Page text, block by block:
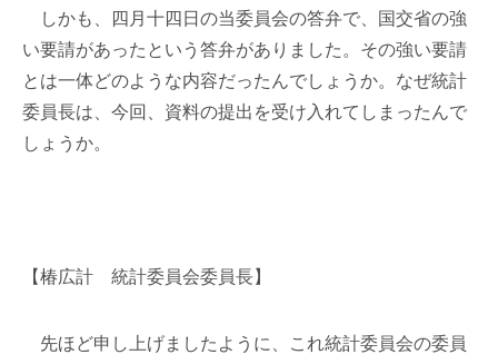
しかも、四月十四日の当委員会の答弁で、国交省の強
い要請があったという答弁がありました。その強い要請
とは一体どのような内容だったんでしょうか。なぜ統計
委員長は、今回、資料の提出を受け入れてしまったんで
しょうか。
【椿広計 統計委員会委員長】
先ほど申し上げましたように、これ統計委員会の委員